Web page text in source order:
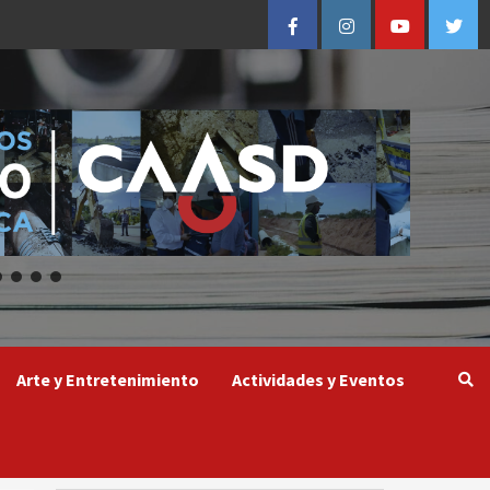
FacebookInstagramYoutube
Arte y Entretenimiento Actividades y Eventos